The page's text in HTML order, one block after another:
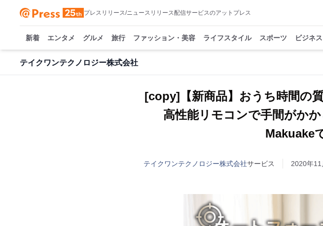
プレスリリース/ニュースリリース配信サービスのアットプレス
新着 エンタメ グルメ 旅行 ファッション・美容 ライフスタイル スポーツ ビジネス
テイクワンテクノロジー株式会社
[copy]【新商品】おうち時間の
高性能リモコンで手間がか
Makuake
テイクワンテクノロジー株式会社サービス 2020年